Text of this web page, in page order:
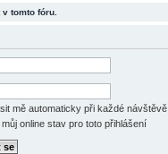
tomto fóru.
mě automaticky při každé návštěvě
online stav pro toto přihlášení